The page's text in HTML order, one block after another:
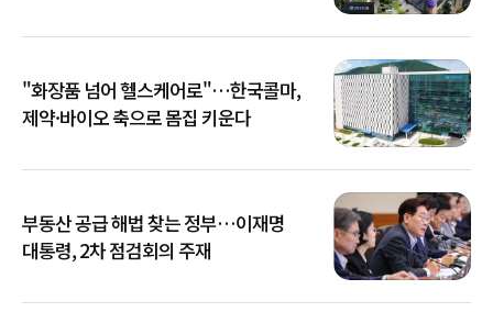
"화장품 넘어 헬스케어로"…한국콜마,
제약·바이오 축으로 몸집 키운다
부동산 공급 해법 찾는 정부…이재명
대통령, 2차 점검회의 주재